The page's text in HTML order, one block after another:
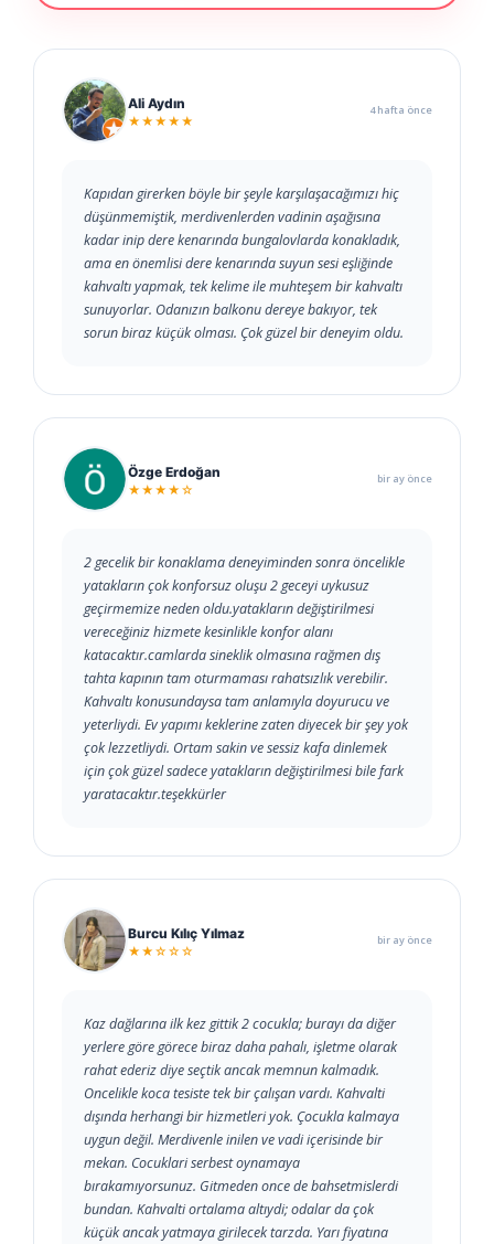
Ali Aydın
★★★★★
4 hafta önce
Kapıdan girerken böyle bir şeyle karşılaşacağımızı hiç
düşünmemiştik, merdivenlerden vadinin aşağısına
kadar inip dere kenarında bungalovlarda konakladık,
ama en önemlisi dere kenarında suyun sesi eşliğinde
kahvaltı yapmak, tek kelime ile muhteşem bir kahvaltı
sunuyorlar. Odanızın balkonu dereye bakıyor, tek
sorun biraz küçük olması. Çok güzel bir deneyim oldu.
Özge Erdoğan
★★★★☆
bir ay önce
2 gecelik bir konaklama deneyiminden sonra öncelikle
yatakların çok konforsuz oluşu 2 geceyi uykusuz
geçirmemize neden oldu.yatakların değiştirilmesi
vereceğiniz hizmete kesinlikle konfor alanı
katacaktır.camlarda sineklik olmasına rağmen dış
tahta kapının tam oturmaması rahatsızlık verebilir.
Kahvaltı konusundaysa tam anlamıyla doyurucu ve
yeterliydi. Ev yapımı keklerine zaten diyecek bir şey yok
çok lezzetliydi. Ortam sakin ve sessiz kafa dinlemek
için çok güzel sadece yatakların değiştirilmesi bile fark
yaratacaktır.teşekkürler
Burcu Kılıç Yılmaz
★★☆☆☆
bir ay önce
Kaz dağlarına ilk kez gittik 2 cocukla; burayı da diğer
yerlere göre görece biraz daha pahalı, işletme olarak
rahat ederiz diye seçtik ancak memnun kalmadık.
Oncelikle koca tesiste tek bir çalışan vardı. Kahvalti
dışında herhangi bir hizmetleri yok. Çocukla kalmaya
uygun değil. Merdivenle inilen ve vadi içerisinde bir
mekan. Cocuklari serbest oynamaya
bırakamıyorsunuz. Gitmeden once de bahsetmislerdi
bundan. Kahvalti ortalama altıydi; odalar da çok
küçük ancak yatmaya girilecek tarzda. Yarı fiyatına